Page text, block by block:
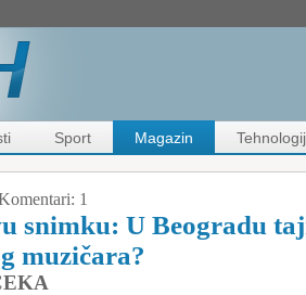
Sport Magazin
1
snimku: U Beogradu
muzičara?